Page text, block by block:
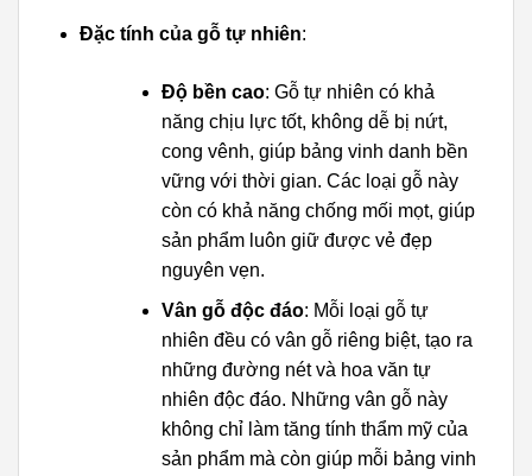
Đặc tính của gỗ tự nhiên:
Độ bền cao: Gỗ tự nhiên có khả
năng chịu lực tốt, không dễ bị nứt,
cong vênh, giúp bảng vinh danh bền
vững với thời gian. Các loại gỗ này
còn có khả năng chống mối mọt, giúp
sản phẩm luôn giữ được vẻ đẹp
nguyên vẹn.
Vân gỗ độc đáo: Mỗi loại gỗ tự
nhiên đều có vân gỗ riêng biệt, tạo ra
những đường nét và hoa văn tự
nhiên độc đáo. Những vân gỗ này
không chỉ làm tăng tính thẩm mỹ của
sản phẩm mà còn giúp mỗi bảng vinh